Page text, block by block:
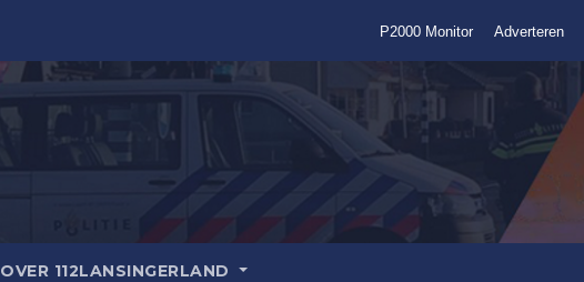
P2000 Monitor Adverteren
OVER 112LANSINGERLAND